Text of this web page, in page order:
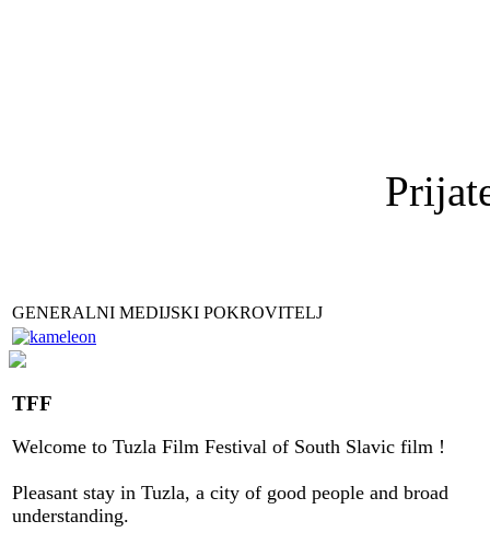
GENERALNI MEDIJSKI POKROVITELJ
TFF
Welcome to Tuzla Film Festival of South Slavic film !
Pleasant stay in Tuzla, a city of good people and broad
understanding.